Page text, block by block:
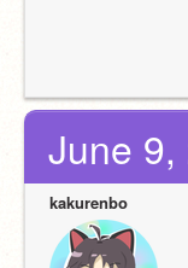
June
kakurenbo